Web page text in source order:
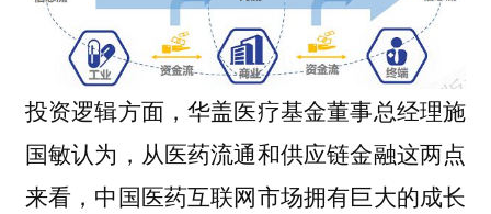
投资逻辑方面，华盖医疗基金董事总经理施
国敏认为，从医药流通和供应链金融这两点
来看，中国医药互联网市场拥有巨大的成长